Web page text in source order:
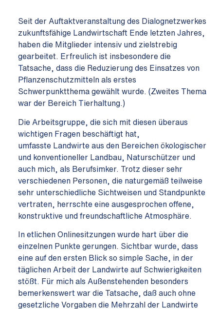
Seit der Auftaktveranstaltung des Dialognetzwerkes
zukunftsfähige Landwirtschaft Ende letzten Jahres,
haben die Mitglieder intensiv und zielstrebig
gearbeitet. Erfreulich ist insbesondere die
Tatsache, dass die Reduzierung des Einsatzes von
Pflanzenschutzmitteln als erstes
Schwerpunktthema gewählt wurde. (Zweites Thema
war der Bereich Tierhaltung.)
Die Arbeitsgruppe, die sich mit diesen überaus
wichtigen Fragen beschäftigt hat,
umfasste Landwirte aus den Bereichen ökologischer
und konventioneller Landbau, Naturschützer und
auch mich, als Berufsimker. Trotz dieser sehr
verschiedenen Personen, die naturgemäß teilweise
sehr unterschiedliche Sichtweisen und Standpunkte
vertraten, herrschte eine ausgesprochen offene,
konstruktive und freundschaftliche Atmosphäre.
In etlichen Onlinesitzungen wurde hart über die
einzelnen Punkte gerungen. Sichtbar wurde, dass
eine auf den ersten Blick so simple Sache, in der
täglichen Arbeit der Landwirte auf Schwierigkeiten
stößt. Für mich als Außenstehenden besonders
bemerkenswert war die Tatsache, daß auch ohne
gesetzliche Vorgaben die Mehrzahl der Landwirte